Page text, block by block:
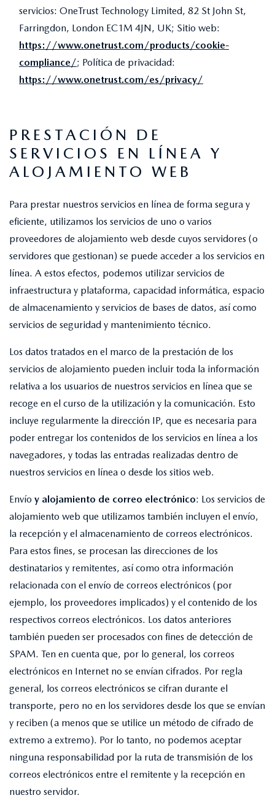
servicios: OneTrust Technology Limited, 82 St John St,
Farringdon, London EC1M 4JN, UK; Sitio web:
https://www.onetrust.com/products/cookie-
compliance/; Política de privacidad:
https://www.onetrust.com/es/privacy/
PRESTACIÓN DE
SERVICIOS EN LÍNEA Y
ALOJAMIENTO WEB
Para prestar nuestros servicios en línea de forma segura y
eficiente, utilizamos los servicios de uno o varios
proveedores de alojamiento web desde cuyos servidores (o
servidores que gestionan) se puede acceder a los servicios en
línea. A estos efectos, podemos utilizar servicios de
infraestructura y plataforma, capacidad informática, espacio
de almacenamiento y servicios de bases de datos, así como
servicios de seguridad y mantenimiento técnico.
Los datos tratados en el marco de la prestación de los
servicios de alojamiento pueden incluir toda la información
relativa a los usuarios de nuestros servicios en línea que se
recoge en el curso de la utilización y la comunicación. Esto
incluye regularmente la dirección IP, que es necesaria para
poder entregar los contenidos de los servicios en línea a los
navegadores, y todas las entradas realizadas dentro de
nuestros servicios en línea o desde los sitios web.
Envío y alojamiento de correo electrónico: Los servicios de
alojamiento web que utilizamos también incluyen el envío,
la recepción y el almacenamiento de correos electrónicos.
Para estos fines, se procesan las direcciones de los
destinatarios y remitentes, así como otra información
relacionada con el envío de correos electrónicos (por
ejemplo, los proveedores implicados) y el contenido de los
respectivos correos electrónicos. Los datos anteriores
también pueden ser procesados con fines de detección de
SPAM. Ten en cuenta que, por lo general, los correos
electrónicos en Internet no se envían cifrados. Por regla
general, los correos electrónicos se cifran durante el
transporte, pero no en los servidores desde los que se envían
y reciben (a menos que se utilice un método de cifrado de
extremo a extremo). Por lo tanto, no podemos aceptar
ninguna responsabilidad por la ruta de transmisión de los
correos electrónicos entre el remitente y la recepción en
nuestro servidor.